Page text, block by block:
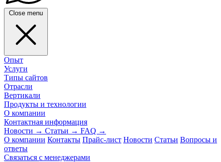
Close menu
Опыт
Услуги
Типы сайтов
Отрасли
Вертикали
Продукты и технологии
О компании
Контактная информация
Новости → Статьи → FAQ →
О компании Контакты Прайс-лист Новости Статьи Вопросы и
ответы
Связаться с менеджерами